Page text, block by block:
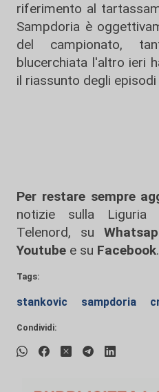
riferimento al
Sampdoria è
del campionato,
blucerchiata l'altro ieri
il riassunto degli
Per restare sempre
notizie sulla Liguria
Telenord, su
Youtube e su Facebook.
Tags:
stankovic sampdoria
Condividi: